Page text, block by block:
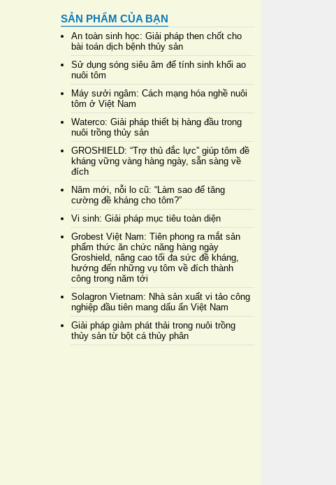
SẢN PHẨM CỦA BẠN
An toàn sinh học: Giải pháp then chốt cho
bài toán dịch bệnh thủy sản
Sử dụng sóng siêu âm để tính sinh khối ao
nuôi tôm
Máy sưởi ngâm: Cách mạng hóa nghề nuôi
tôm ở Việt Nam
Waterco: Giải pháp thiết bị hàng đầu trong
nuôi trồng thủy sản
GROSHIELD: “Trợ thủ đắc lực” giúp tôm đề
kháng vững vàng hàng ngày, sẵn sàng về
đích
Năm mới, nỗi lo cũ: “Làm sao để tăng
cường đề kháng cho tôm?”
Vi sinh: Giải pháp mục tiêu toàn diện
Grobest Việt Nam: Tiên phong ra mắt sản
phẩm thức ăn chức năng hàng ngày
Groshield, nâng cao tối đa sức đề kháng,
hướng đến những vụ tôm về đích thành
công trong năm tới
Solagron Vietnam: Nhà sản xuất vi tảo công
nghiệp đầu tiên mang dấu ấn Việt Nam
Giải pháp giảm phát thải trong nuôi trồng
thủy sản từ bột cá thủy phân